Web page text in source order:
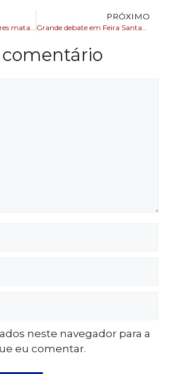
Doenças cardiovasculares matam 400 mil brasileiros por ano
PRÓXIMO
Grande debate em Feira Santana terá José Ronaldo e Zé Neto na TV Subaé
neste navegador para a
eu comentar.